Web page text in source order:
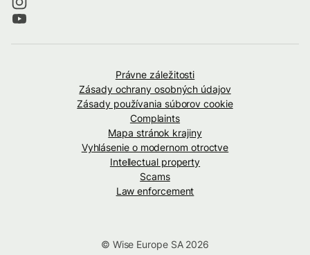
Právne záležitosti
Zásady ochrany osobných údajov
Zásady používania súborov cookie
Complaints
Mapa stránok krajiny
Vyhlásenie o modernom otroctve
Intellectual property
Scams
Law enforcement
© Wise Europe SA 2026